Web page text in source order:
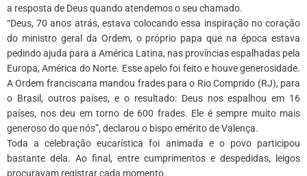
a resposta de Deus quando atendemos o seu chamado.
“Deus, 70 anos atrás, estava colocando essa inspiração no coração
do ministro geral da Ordem, o próprio papa que na época estava
pedindo ajuda para a América Latina, nas províncias espalhadas pela
Europa, América do Norte. Esse apelo foi feito e houve generosidade.
A Ordem franciscana mandou frades para o Rio Comprido (RJ), para
o Brasil, outros países, e o resultado: Deus nos espalhou em 16
países, nos deu em torno de 600 frades. Ele é sempre muito mais
generoso do que nós”, declarou o bispo emérito de Valença.
Toda a celebração eucarística foi animada e o povo participou
bastante dela. Ao final, entre cumprimentos e despedidas, leigos
procuravam registrar cada momento.